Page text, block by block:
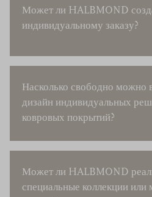
Может ли HALBMOND
индивидуальному заказу?
Насколько свободно можно
дизайн индивидуальных
ковровых покрытий?
Может ли HALBMOND
специальные коллекции или